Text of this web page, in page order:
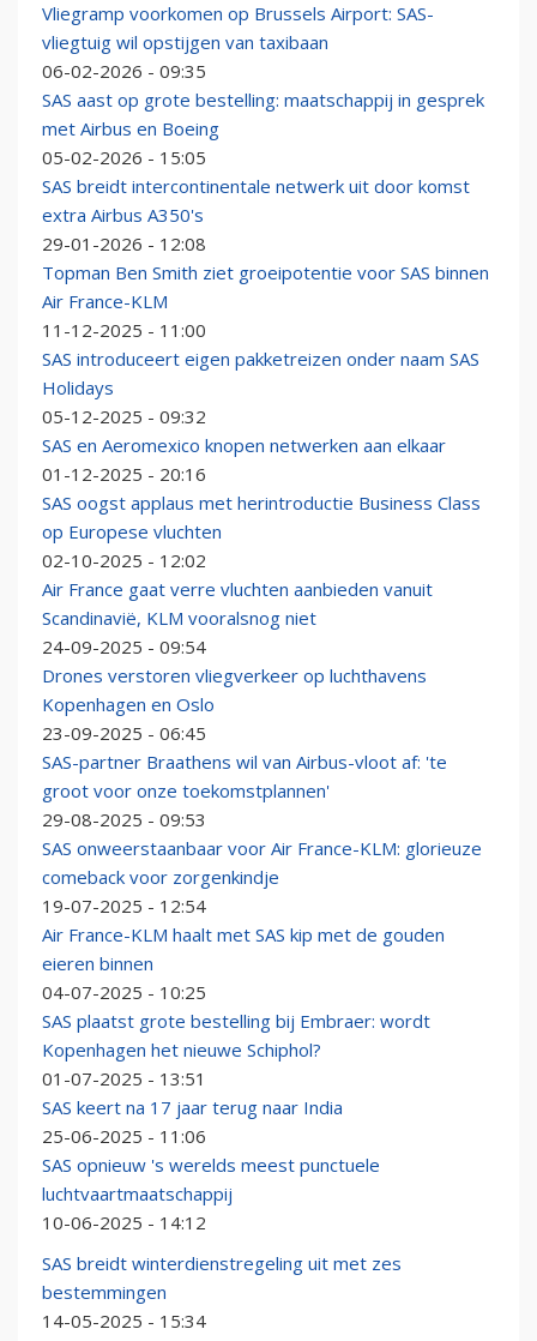
Vliegramp voorkomen op Brussels Airport: SAS-
vliegtuig wil opstijgen van taxibaan
06-02-2026 - 09:35
SAS aast op grote bestelling: maatschappij in gesprek
met Airbus en Boeing
05-02-2026 - 15:05
SAS breidt intercontinentale netwerk uit door komst
extra Airbus A350's
29-01-2026 - 12:08
Topman Ben Smith ziet groeipotentie voor SAS binnen
Air France-KLM
11-12-2025 - 11:00
SAS introduceert eigen pakketreizen onder naam SAS
Holidays
05-12-2025 - 09:32
SAS en Aeromexico knopen netwerken aan elkaar
01-12-2025 - 20:16
SAS oogst applaus met herintroductie Business Class
op Europese vluchten
02-10-2025 - 12:02
Air France gaat verre vluchten aanbieden vanuit
Scandinavië, KLM vooralsnog niet
24-09-2025 - 09:54
Drones verstoren vliegverkeer op luchthavens
Kopenhagen en Oslo
23-09-2025 - 06:45
SAS-partner Braathens wil van Airbus-vloot af: 'te
groot voor onze toekomstplannen'
29-08-2025 - 09:53
SAS onweerstaanbaar voor Air France-KLM: glorieuze
comeback voor zorgenkindje
19-07-2025 - 12:54
Air France-KLM haalt met SAS kip met de gouden
eieren binnen
04-07-2025 - 10:25
SAS plaatst grote bestelling bij Embraer: wordt
Kopenhagen het nieuwe Schiphol?
01-07-2025 - 13:51
SAS keert na 17 jaar terug naar India
25-06-2025 - 11:06
SAS opnieuw 's werelds meest punctuele
luchtvaartmaatschappij
10-06-2025 - 14:12
SAS breidt winterdienstregeling uit met zes
bestemmingen
14-05-2025 - 15:34